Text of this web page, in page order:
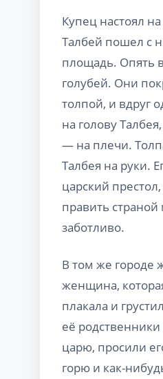
Купец настоял
Талбей пошел с
площадь. Опять
голубей. Они
толпой, и вдруг
на голову
— на плечи.
Талбея на руки.
царский престол,
править
заботливо.
В том же городе
женщина,
плакала и
её
царю, просили
горю и как-